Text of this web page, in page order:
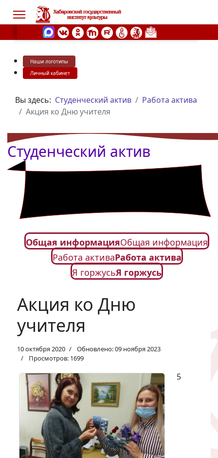
Наши логотипы
Личный кабинет
Вы здесь: Студенческий актив
Работа актива
Акция ко Дню учителя
Студенческий актив
Общая информацияОбщая информация
Работа активаРабота актива
Я горжусьЯ горжусь
Акция ко Дню
учителя
10 октября 2020
Обновлено: 09 ноября 2023
Просмотров: 1699
5